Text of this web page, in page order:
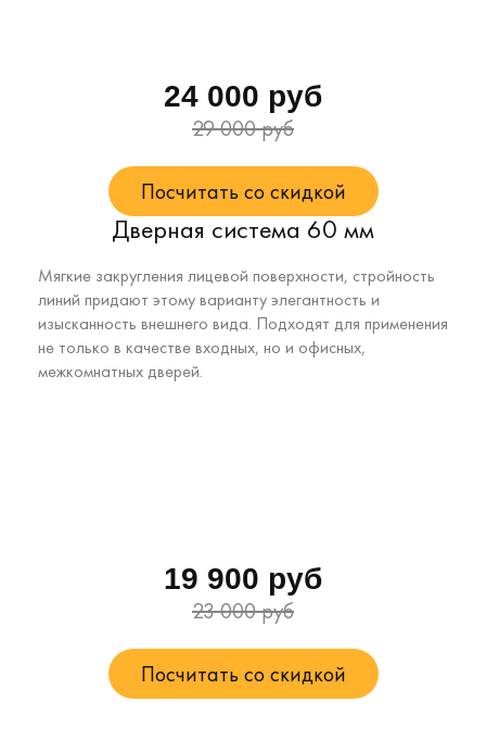
24 000 руб
29 000 руб
Посчитать со скидкой
Дверная система 60 мм
Мягкие закругления лицевой поверхности, стройность
линий придают этому варианту элегантность и
изысканность внешнего вида. Подходят для применения
не только в качестве входных, но и офисных,
межкомнатных дверей.
19 900 руб
23 000 руб
Посчитать со скидкой